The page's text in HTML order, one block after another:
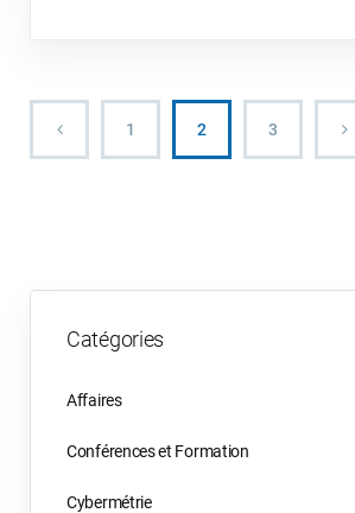
1 2 3
Catégories
Affaires
Conférences et Formation
Cybermétrie